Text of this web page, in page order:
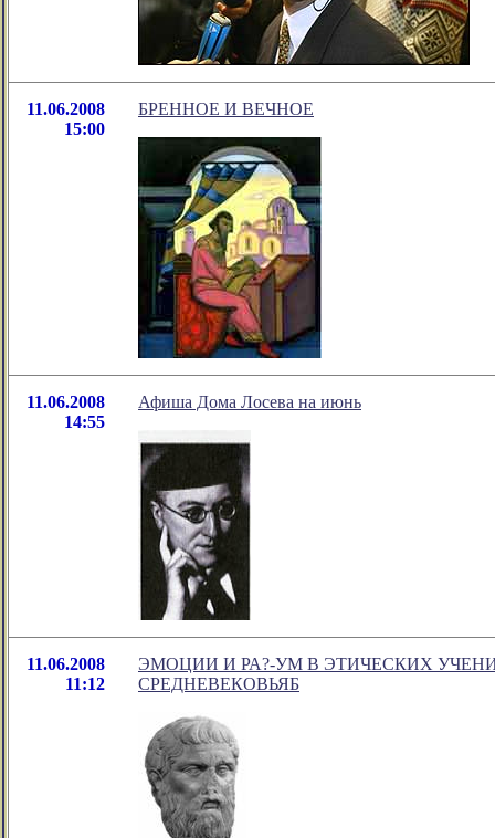
11.06.2008
15:00
БРЕННОЕ И ВЕЧНОЕ
11.06.2008
14:55
Афиша Дома Лосева на июнь
11.06.2008
11:12
ЭМОЦИИ И РА?-УМ В ЭТИЧЕСКИХ
СРЕДНЕВЕКОВЬЯБ